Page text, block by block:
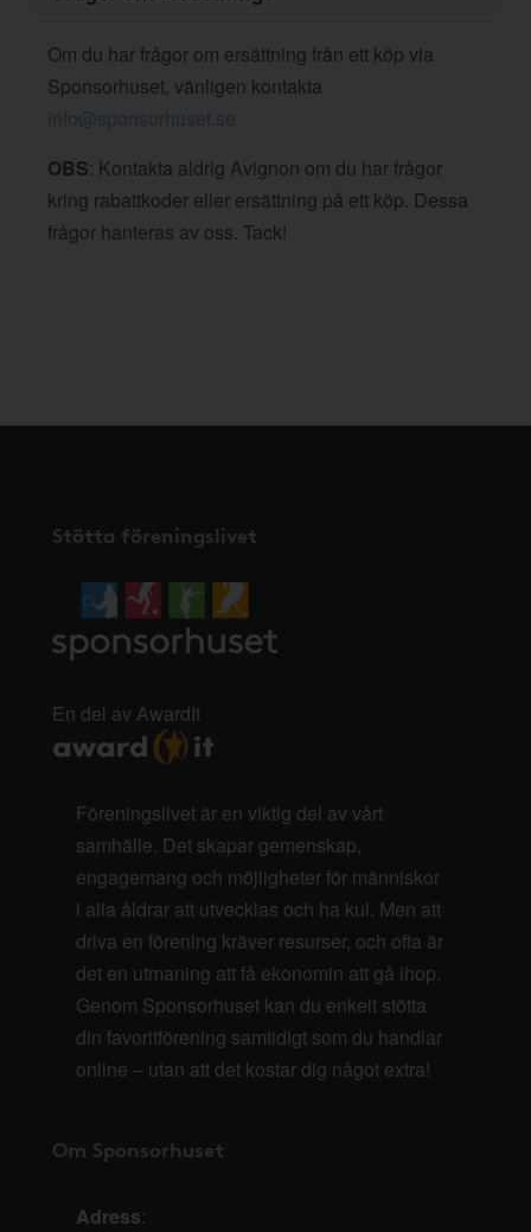
Om du har frågor om ersättning från ett köp via
Sponsorhuset, vänligen kontakta
info@sponsorhuset.se
OBS: Kontakta aldrig Avignon om du har frågor
kring rabattkoder eller ersättning på ett köp. Dessa
frågor hanteras av oss. Tack!
Stötta föreningslivet
En del av AwardIt
Föreningslivet är en viktig del av vårt
samhälle. Det skapar gemenskap,
engagemang och möjligheter för människor
i alla åldrar att utvecklas och ha kul. Men att
driva en förening kräver resurser, och ofta är
det en utmaning att få ekonomin att gå ihop.
Genom Sponsorhuset kan du enkelt stötta
din favoritförening samtidigt som du handlar
online – utan att det kostar dig något extra!
Om Sponsorhuset
Adress: